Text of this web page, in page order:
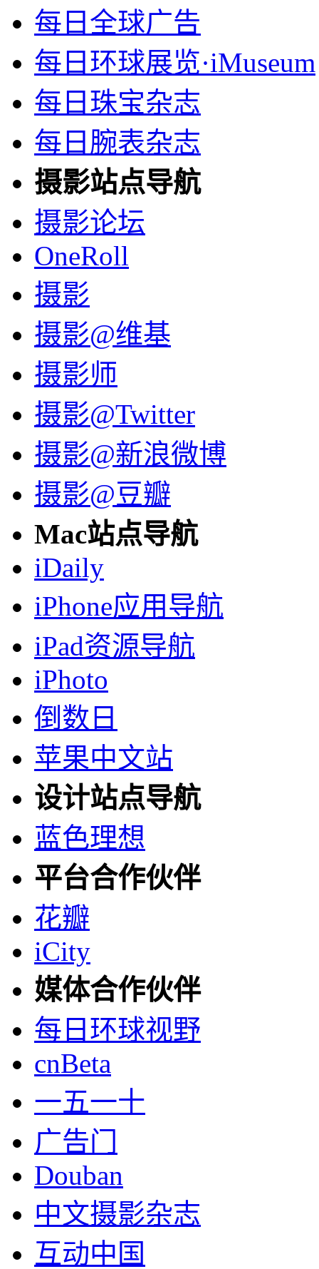
每日全球广告
每日环球展览·iMuseum
每日珠宝杂志
每日腕表杂志
摄影站点导航
摄影论坛
OneRoll
摄影
摄影@维基
摄影师
摄影@Twitter
摄影@新浪微博
摄影@豆瓣
Mac站点导航
iDaily
iPhone应用导航
iPad资源导航
iPhoto
倒数日
苹果中文站
设计站点导航
蓝色理想
平台合作伙伴
花瓣
iCity
媒体合作伙伴
每日环球视野
cnBeta
一五一十
广告门
Douban
中文摄影杂志
互动中国